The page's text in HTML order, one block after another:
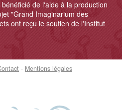
de l'aide à la production
"Grand Imaginarium des
ont reçu le soutien de l'Institut
- Mentions légales